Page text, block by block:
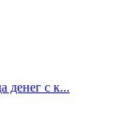
денег с к...